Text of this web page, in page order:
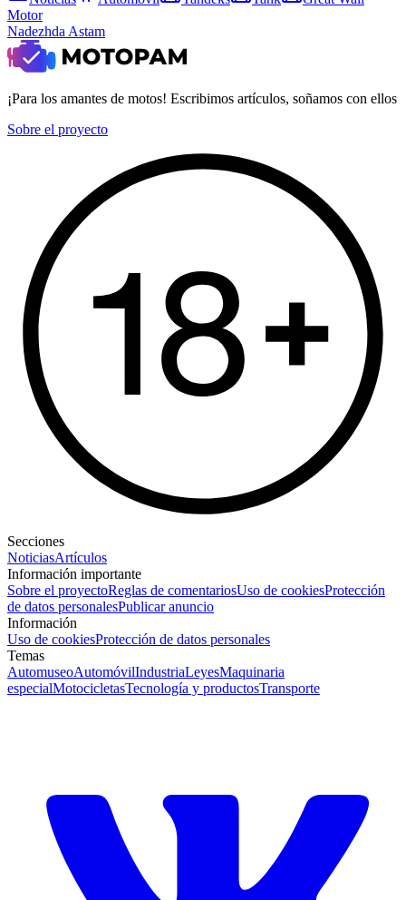
Motor
Nadezhda Astam
¡Para los amantes de motos! Escribimos artículos, soñamos con ellos
Sobre el proyecto
Secciones
NoticiasArtículos
Información importante
Sobre el proyectoReglas de comentariosUso de cookiesProtección
de datos personalesPublicar anuncio
Información
Uso de cookiesProtección de datos personales
Temas
AutomuseoAutomóvilIndustriaLeyesMaquinaria
especialMotocicletasTecnología y productosTransporte